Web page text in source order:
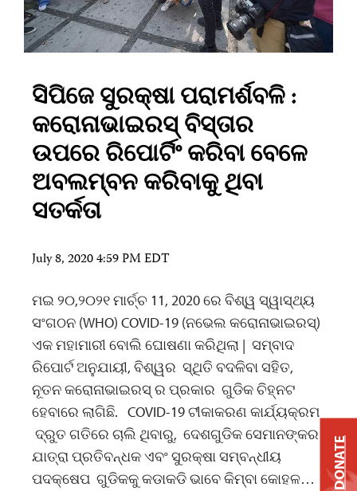
ସିପିଜେ ସୁରକ୍ଷା ପରାମର୍ଶବଳି :
କରୋନାଭାଇରସ୍ ବିସ୍ତାର
ଉପରେ ରିପୋର୍ଟିଂ କରିବା ବେଳେ
ଅବଲମ୍ବନ କରିବାକୁ ଥିବା
ସତର୍କତା
July 8, 2020 4:59 PM EDT
ମଇ ୨୦,୨୦୨୧ ମାର୍ଚ୍ଚ 11, 2020 ରେ ବିଶ୍ୱ ସ୍ୱାସ୍ଥ୍ୟ
ସଂଗଠନ (WHO) COVID-19 (ନଭେଲ କରୋନାଭାଇରସ୍)
ଏକ ମହାମାରୀ ବୋଲି ଘୋଷଣା କରିଥିଲା | ସମ୍ବାଦ
ରିପୋର୍ଟ ଅନୁଯାୟୀ, ବିଶ୍ୱର ସ୍ଥିତି ବଦଳିବା ସହିତ,
ନୂତନ କରୋନାଭାଇରସ୍ ର ପ୍ରକାର ଗୁଡିକ ଚିହ୍ନଟ
ହେବାରେ ଲାଗିଛି. COVID-19 ଟୀକାକରଣ କାର୍ଯ୍ୟକ୍ରମ
ଦ୍ରୁତ ଗତିରେ ଚାଲି ଥିବାରୁ, ଦେଶଗୁଡିକ ସେମାନଙ୍କର
ଯାତ୍ରା ପ୍ରତିବନ୍ଧକ ଏବଂ ସୁରକ୍ଷା ସମ୍ବନ୍ଧୀୟ
ପଦକ୍ଷେପ ଗୁଡିକକୁ କଡାକଡି ଭାବେ କିମ୍ବା କୋହଳ…
DONATE